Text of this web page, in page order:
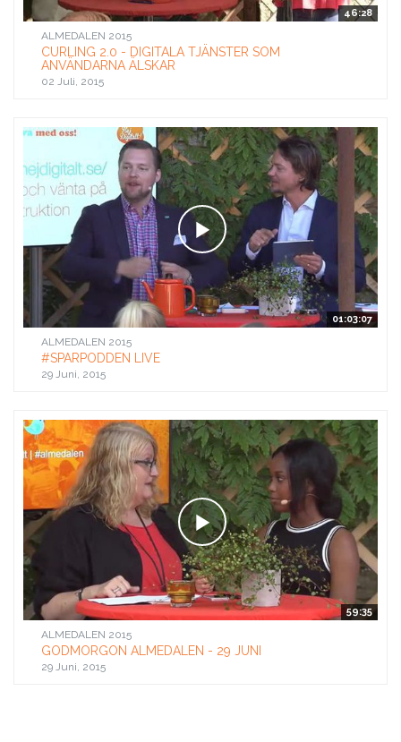
46:28
ALMEDALEN 2015
CURLING 2.0 - DIGITALA TJÄNSTER SOM
ANVÄNDARNA ÄLSKAR
02 Juli, 2015
01:03:07
ALMEDALEN 2015
#SPARPODDEN LIVE
29 Juni, 2015
59:35
ALMEDALEN 2015
GODMORGON ALMEDALEN - 29 JUNI
29 Juni, 2015